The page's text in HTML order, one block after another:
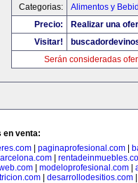
Categorias:
Alimentos y
Precio:
Realizar una
Visitar!
Serán consideradas
en venta:
paginaprofesional.com
| modeloprofesional.com|
desarrollodesitios.com